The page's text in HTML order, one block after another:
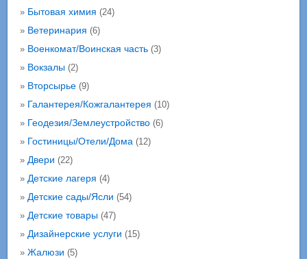
» Бытовая химия (24)
» Ветеринария (6)
» Военкомат/Воинская часть(3)
» Вокзалы(2)
» Вторсырье(9)
» Галантерея/Кожгалантерея (10)
» Геодезия/Землеустройство(6)
» Гостиницы/Отели/Дома(12)
» Двери (22)
» Детские лагеря (4)
» Детские сады/Ясли (54)
» Детские товары(47)
» Дизайнерские услуги (15)
» Жалюзи (5)